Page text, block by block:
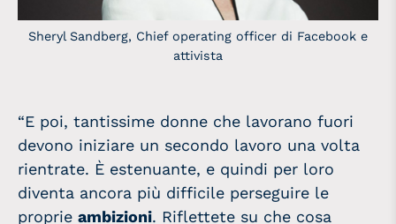
Sheryl Sandberg, Chief operating officer di Facebook e
attivista
“E poi, tantissime donne che lavorano fuori
devono iniziare un secondo lavoro una volta
rientrate. È estenuante, e quindi per loro
diventa ancora più difficile perseguire le
proprie ambizioni. Riflettete su che cosa